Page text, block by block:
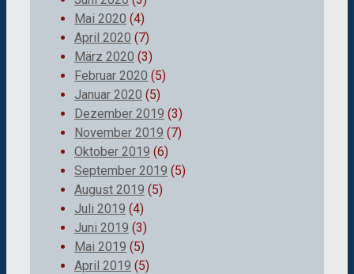
Mai 2020 (4)
April 2020 (7)
März 2020 (3)
Februar 2020 (5)
Januar 2020 (5)
Dezember 2019 (3)
November 2019 (7)
Oktober 2019 (6)
September 2019 (5)
August 2019 (5)
Juli 2019 (4)
Juni 2019 (3)
Mai 2019 (5)
April 2019 (5)